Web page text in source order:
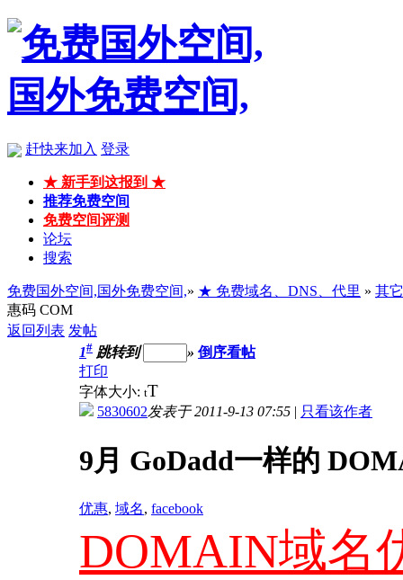
赶快来加入 登录
★ 新手到这报到 ★
推荐免费空间
免费空间评测
论坛
搜索
免费国外空间,国外免费空间,» ★ 免费域名、DNS、代里 » 其
惠码 COM
返回列表 发帖
1# 跳转到 » 倒序看帖
打印
字体大小: tT
5830602发表于 2011-9-13 07:55 | 只看该作者
9月 GoDadd一样的
优惠, 域名, facebook
DOMAIN域名